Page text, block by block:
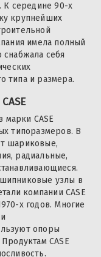
К середине 90-х
крупнейших
имела полный
снабжала себя
типа и размера.
CASE
типоразмеров. В
шариковые,
радиальные,
узлы в
компании CASE
х годов. Многие
опоры
CASE